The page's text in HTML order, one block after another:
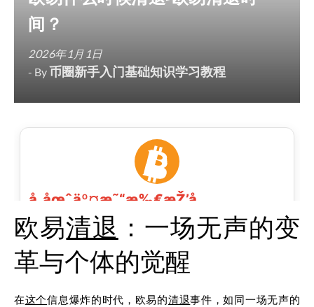
间？
2026年1月1日
- By币圈新手入门基础知识学习教程
欧易清退 ：一场无声的变
革与个体的觉醒
在这个信息爆炸的时代，欧易的清退事件，如同一场无声的